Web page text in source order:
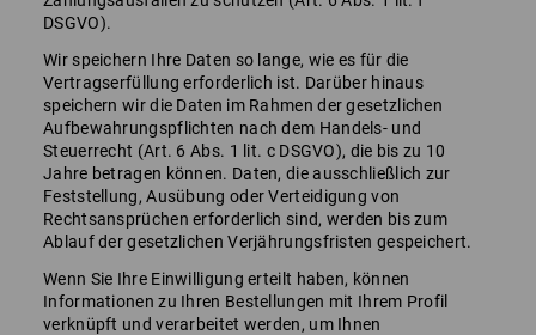
DSGVO).
Wir speichern Ihre Daten so lange, wie es für die
Vertragserfüllung erforderlich ist. Darüber hinaus
speichern wir die Daten im Rahmen der gesetzlichen
Aufbewahrungspflichten nach dem Handels- und
Steuerrecht (Art. 6 Abs. 1 lit. c DSGVO), die bis zu 10
Jahre betragen können. Daten, die ausschließlich zur
Feststellung, Ausübung oder Verteidigung von
Rechtsansprüchen erforderlich sind, werden bis zum
Ablauf der gesetzlichen Verjährungsfristen gespeichert.
Wenn Sie Ihre Einwilligung erteilt haben, können
Informationen zu Ihren Bestellungen mit Ihrem Profil
verknüpft und verarbeitet werden, um Ihnen